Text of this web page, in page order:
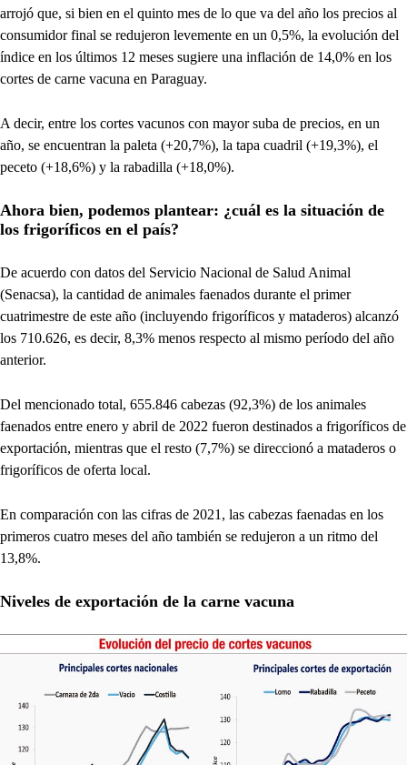
arrojó que, si bien en el quinto mes de lo que va del año los precios al
consumidor final se redujeron levemente en un 0,5%, la evolución del
índice en los últimos 12 meses sugiere una inflación de 14,0% en los
cortes de carne vacuna en Paraguay.
A decir, entre los cortes vacunos con mayor suba de precios, en un
año, se encuentran la paleta (+20,7%), la tapa cuadril (+19,3%), el
peceto (+18,6%) y la rabadilla (+18,0%).
Ahora bien, podemos plantear: ¿cuál es la situación de
los frigoríficos en el país?
De acuerdo con datos del Servicio Nacional de Salud Animal
(Senacsa), la cantidad de animales faenados durante el primer
cuatrimestre de este año (incluyendo frigoríficos y mataderos) alcanzó
los 710.626, es decir, 8,3% menos respecto al mismo período del año
anterior.
Del mencionado total, 655.846 cabezas (92,3%) de los animales
faenados entre enero y abril de 2022 fueron destinados a frigoríficos de
exportación, mientras que el resto (7,7%) se direccionó a mataderos o
frigoríficos de oferta local.
En comparación con las cifras de 2021, las cabezas faenadas en los
primeros cuatro meses del año también se redujeron a un ritmo del
13,8%.
Niveles de exportación de la carne vacuna